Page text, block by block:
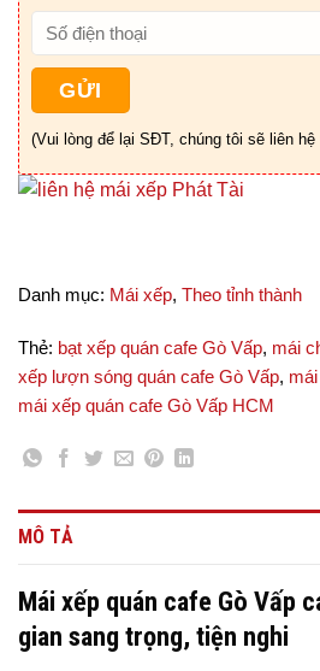
(Vui lòng để lại SĐT, chúng tôi sẽ liên hệ
Danh mục: Mái xếp, Theo tỉnh thành
Thẻ: bạt xếp quán cafe Gò Vấp, mái
xếp lượn sóng quán cafe Gò Vấp,
mái xếp quán cafe Gò Vấp HCM
MÔ TẢ
Mái xếp quán cafe Gò Vấp
gian sang trọng, tiện nghi